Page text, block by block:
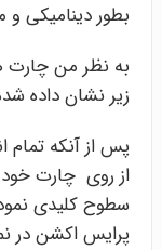
بطور دینامیکی و
به نظر من چارت
زیر نشان داده
پس از آنکه تمام
از روی چارت خود
سطوح کلیدی
پرایس اکشن در